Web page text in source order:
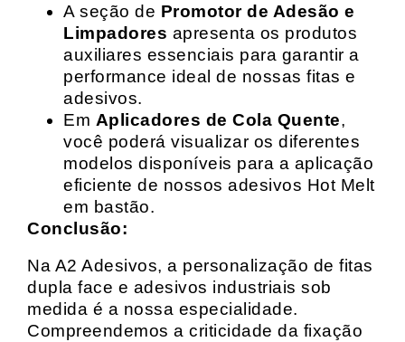
A seção de Promotor de Adesão e
Limpadores apresenta os produtos
auxiliares essenciais para garantir a
performance ideal de nossas fitas e
adesivos.
Em Aplicadores de Cola Quente,
você poderá visualizar os diferentes
modelos disponíveis para a aplicação
eficiente de nossos adesivos Hot Melt
em bastão.
Conclusão:
Na A2 Adesivos, a personalização de fitas
dupla face e adesivos industriais sob
medida é a nossa especialidade.
Compreendemos a criticidade da fixação